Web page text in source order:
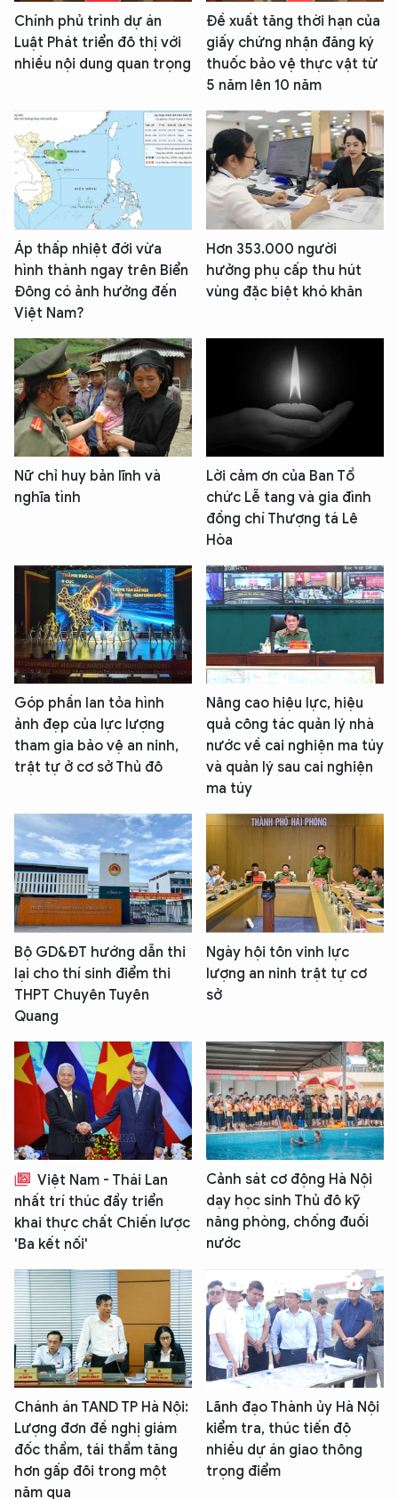
Chính phủ trình dự án
Luật Phát triển đô thị với
nhiều nội dung quan trọng
Đề xuất tăng thời hạn của
giấy chứng nhận đăng ký
thuốc bảo vệ thực vật từ
5 năm lên 10 năm
Áp thấp nhiệt đới vừa
hình thành ngay trên Biển
Đông có ảnh hưởng đến
Việt Nam?
Hơn 353.000 người
hưởng phụ cấp thu hút
vùng đặc biệt khó khăn
Nữ chỉ huy bản lĩnh và
nghĩa tình
Lời cảm ơn của Ban Tổ
chức Lễ tang và gia đình
đồng chí Thượng tá Lê
Hòa
Góp phần lan tỏa hình
ảnh đẹp của lực lượng
tham gia bảo vệ an ninh,
trật tự ở cơ sở Thủ đô
Nâng cao hiệu lực, hiệu
quả công tác quản lý nhà
nước về cai nghiện ma túy
và quản lý sau cai nghiện
ma túy
Bộ GD&ĐT hướng dẫn thi
lại cho thí sinh điểm thi
THPT Chuyên Tuyên
Quang
Ngày hội tôn vinh lực
lượng an ninh trật tự cơ
sở
Việt Nam - Thái Lan
nhất trí thúc đẩy triển
khai thực chất Chiến lược
'Ba kết nối'
Cảnh sát cơ động Hà Nội
dạy học sinh Thủ đô kỹ
năng phòng, chống đuối
nước
Chánh án TAND TP Hà Nội:
Lượng đơn đề nghị giám
đốc thẩm, tái thẩm tăng
hơn gấp đôi trong một
năm qua
Lãnh đạo Thành ủy Hà Nội
kiểm tra, thúc tiến độ
nhiều dự án giao thông
trọng điểm